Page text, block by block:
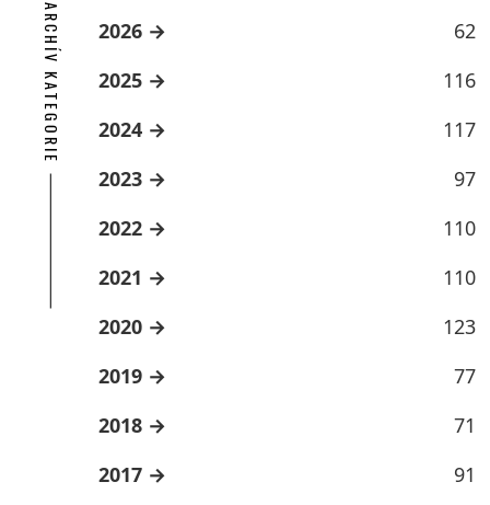
ARCHÍV KATEGORIE 2026
62
2025
116
2024
117
2023
97
2022
110
2021
110
2020
123
2019
77
2018
71
2017
91